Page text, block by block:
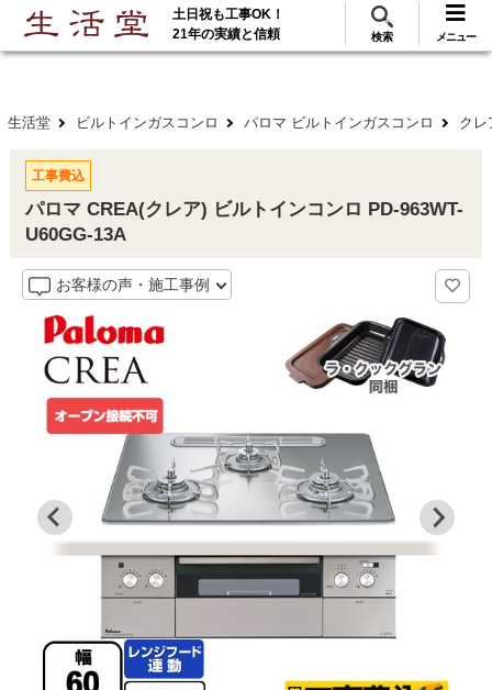
ご利用 288万･工事実績117万件! 無料見積
土日祝も工事OK！
21年の実績と信頼
検索 メニュー
生活堂 ビルトインガスコンロ パロマ ビルトインガスコンロ クレ
工事費込
パロマ CREA(クレア) ビルトインコンロ PD-963WT-
U60GG-13A
お客様の声・施工事例